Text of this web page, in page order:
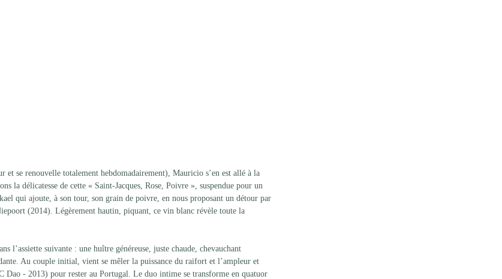
et se renouvelle totalement hebdomadairement), Mauricio s’en est allé à la
la délicatesse de cette « Saint-Jacques, Rose, Poivre », suspendue pour un
qui ajoute, à son tour, son grain de poivre, en nous proposant un détour par
(2014). Légèrement hautin, piquant, ce vin blanc révèle toute la
l’assiette suivante : une huître généreuse, juste chaude, chevauchant
Au couple initial, vient se mêler la puissance du raifort et l’ampleur et
Dao - 2013) pour rester au Portugal. Le duo intime se transforme en quatuor